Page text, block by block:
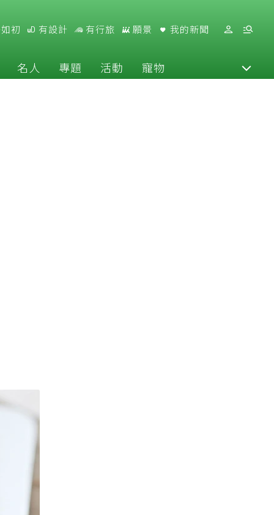
初 有設計 有行旅 願景 我的新聞
名人 專題 活動 寵物